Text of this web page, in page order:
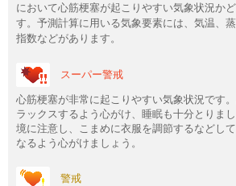
において心筋梗塞が起こりやすい気象状況か
す。予測計算に用いる気象要素には、気温、
指数などがあります。
スーパー警戒
心筋梗塞が非常に起こりやすい気象状況です
ラックスするよう心がけ、睡眠も十分とりま
境に注意し、こまめに衣服を調節するなどし
なるよう心がけましょう。
警戒